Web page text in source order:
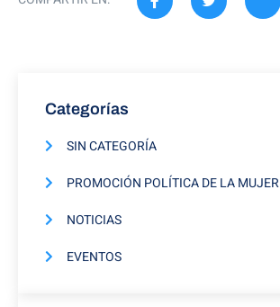
Categorías
SIN CATEGORÍA
PROMOCIÓN POLÍTICA DE LA MUJER
NOTICIAS
EVENTOS